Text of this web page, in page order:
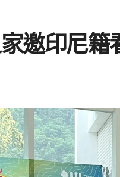
邀印尼